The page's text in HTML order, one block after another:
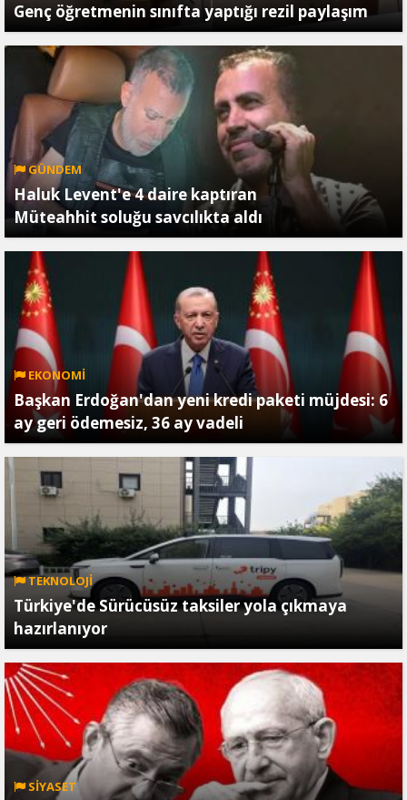
Genç öğretmenin sınıfta yaptığı rezil paylaşım
GÜNDEM
Haluk Levent'e 4 daire kaptıran
Müteahhit soluğu savcılıkta aldı
EKONOMİ
Başkan Erdoğan'dan yeni kredi paketi müjdesi: 6
ay geri ödemesiz, 36 ay vadeli
TEKNOLOJİ
Türkiye'de Sürücüsüz taksiler yola çıkmaya
hazırlanıyor
SİYASET